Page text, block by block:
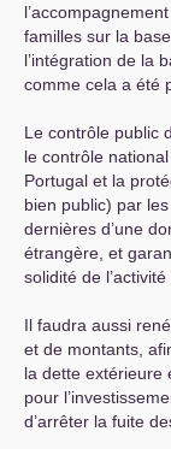
familles sur la
l’intégration de la
comme cela a été
Le contrôle public
le contrôle
Portugal et la
bien public) par
dernières d’une
étrangère, et
solidité de l’activité
Il faudra aussi
et de montants,
la dette extérieure
pour
d’arrêter la fuite